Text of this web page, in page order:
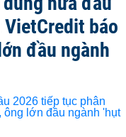
báo
đầu ngành